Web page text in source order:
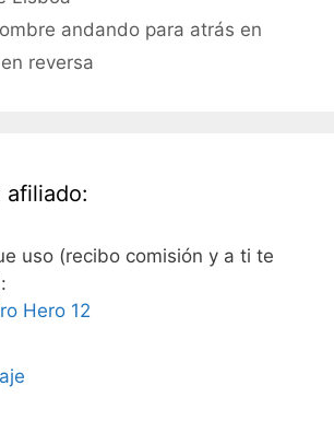
andando para atrás en
reversa
afiliado:
uso (recibo comisión y a ti te
Hero 12